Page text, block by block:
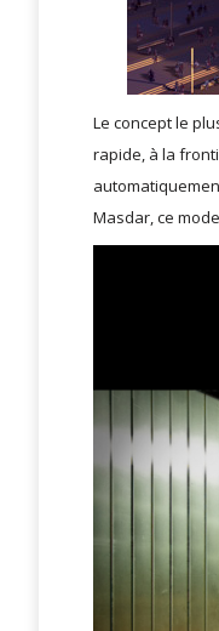
Le concept le
rapide, à la
Masdar, ce